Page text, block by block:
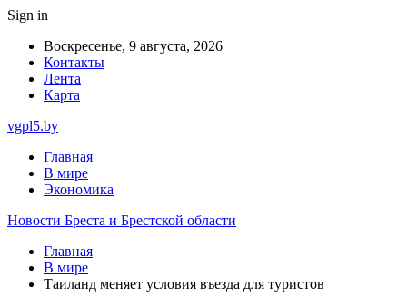
Sign in
Воскресенье, 9 августа, 2026
Контакты
Лента
Карта
vgpl5.by
Главная
В мире
Экономика
Новости Бреста и Брестской области
Главная
В мире
Таиланд меняет условия въезда для туристов